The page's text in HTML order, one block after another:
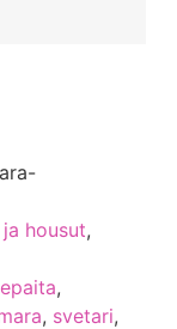
housut,
,
, svetari,